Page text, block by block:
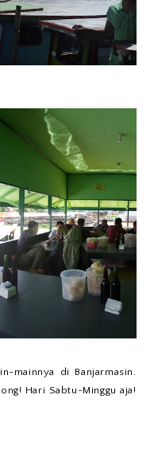
mainnya di Banjarmasin.
Hari Sabtu-Minggu aja!